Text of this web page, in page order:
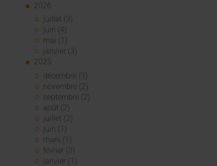
2026
juillet (3)
juin (4)
mai (1)
janvier (3)
2025
décembre (3)
novembre (2)
septembre (2)
août (2)
juillet (2)
juin (1)
mars (1)
février (3)
janvier (1)